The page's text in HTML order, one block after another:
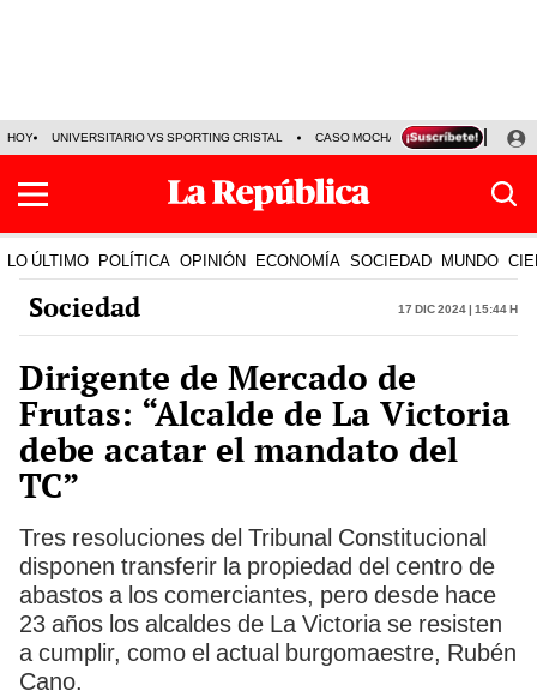
HOY UNIVERSITARIO VS SPORTING CRISTAL CASO MOCHASUELDOS
LO ÚLTIMO POLÍTICA OPINIÓN ECONOMÍA SOCIEDAD MUNDO
Sociedad 17 Dic 2024 | 15:44 h
Dirigente de Mercado de
Frutas: “Alcalde de La Victoria
debe acatar el mandato del
TC”
Tres resoluciones del Tribunal Constitucional
disponen transferir la propiedad del centro de
abastos a los comerciantes, pero desde hace
23 años los alcaldes de La Victoria se resisten
a cumplir, como el actual burgomaestre, Rubén
Cano.